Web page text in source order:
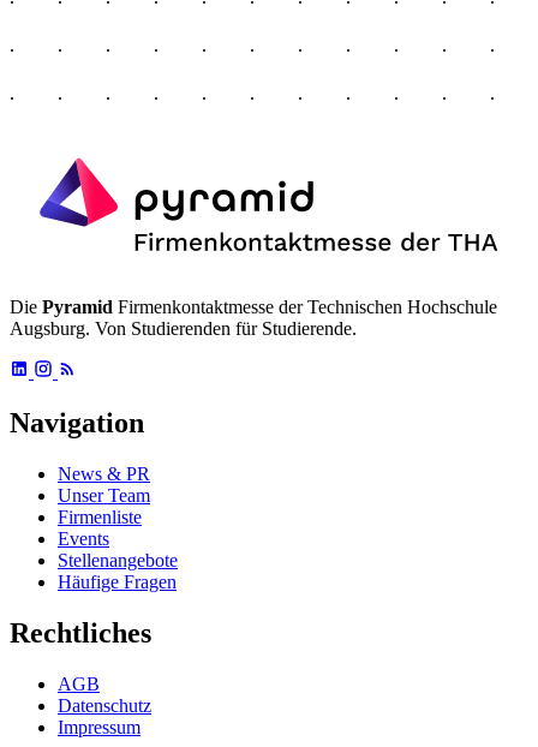
Die Pyramid Firmenkontaktmesse der Technischen Hochschule
Augsburg. Von Studierenden für Studierende.
Navigation
News & PR
Unser Team
Firmenliste
Events
Stellenangebote
Häufige Fragen
Rechtliches
AGB
Datenschutz
Impressum